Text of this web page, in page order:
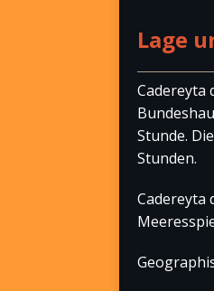
Lage
Cadereyta
Stunde.
Stunden.
Cadereyta